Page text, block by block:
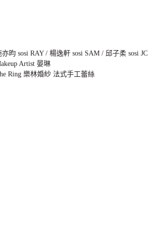
昀 sosi RAY / 楊逸軒 sosi SAM / 邱子柔 sosi JC
Artist 晏琳
Ring 樂林婚紗 法式手工蕾絲